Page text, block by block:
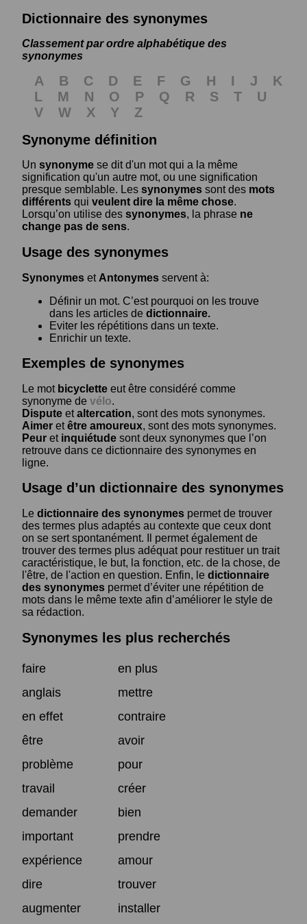
Dictionnaire des synonymes
Classement par ordre alphabétique des
synonymes
A B C D E F G H I J
K
L
M N O P Q R S T
U
V
W X Y
Z
Synonyme définition
Un synonyme se dit d'un mot qui a la même
signification qu'un autre mot, ou une signification
presque semblable. Les synonymes sont des mots
différents qui veulent dire la même chose.
Lorsqu’on utilise des synonymes, la phrase ne
change pas de sens.
Usage des synonymes
Synonymes et Antonymes servent à:
Définir un mot. C’est pourquoi on les trouve
dans les articles de dictionnaire.
Eviter les répétitions dans un texte.
Enrichir un texte.
Exemples de synonymes
Le mot bicyclette eut être considéré comme
synonyme de vélo.
Dispute etaltercation, sont des mots synonymes.
Aimer etêtre amoureux, sont des mots synonymes.
Peur et inquiétude sont deux synonymes que l’on
retrouve dans ce dictionnaire des synonymes en
ligne.
Usage d’un dictionnaire des synonymes
Le dictionnaire des synonymes permet de trouver
des termes plus adaptés au contexte que ceux dont
on se sert spontanément. Il permet également de
trouver des termes plus adéquat pour restituer un trait
caractéristique, le but, la fonction, etc. de la chose, de
l'être, de l'action en question. Enfin, le dictionnaire
des synonymes permet d’éviter une répétition de
mots dans le même texte afin d’améliorer le style de
sa rédaction.
Synonymes les plus recherchés
faire
en plus
anglais
mettre
en effet
contraire
être
avoir
problème
pour
travail
créer
demander
bien
important
prendre
expérience
amour
dire
trouver
augmenter
installer